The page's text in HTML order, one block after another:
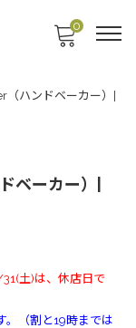
0
ハンドベーカー）|
ーカー）|
土)は、休店日で
。（割と19時までは